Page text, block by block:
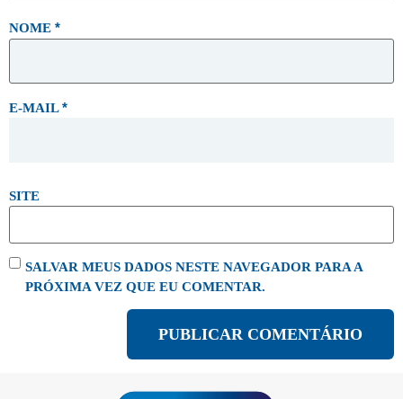
NOME *
E-MAIL*
SITE
SALVAR MEUS DADOS NESTE NAVEGADOR PARA A
PRÓXIMA VEZ QUE EU COMENTAR.